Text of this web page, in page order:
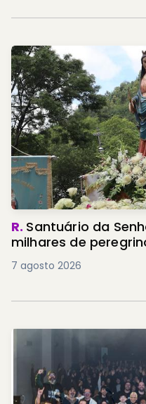
R. Santuário da
milhares de
7 agosto 2026